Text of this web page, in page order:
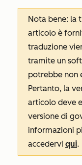
Nota bene: la
articolo è
traduzione
tramite un
potrebbe non
Pertanto, la
articolo deve
versione di
informazioni
accedervi qui.